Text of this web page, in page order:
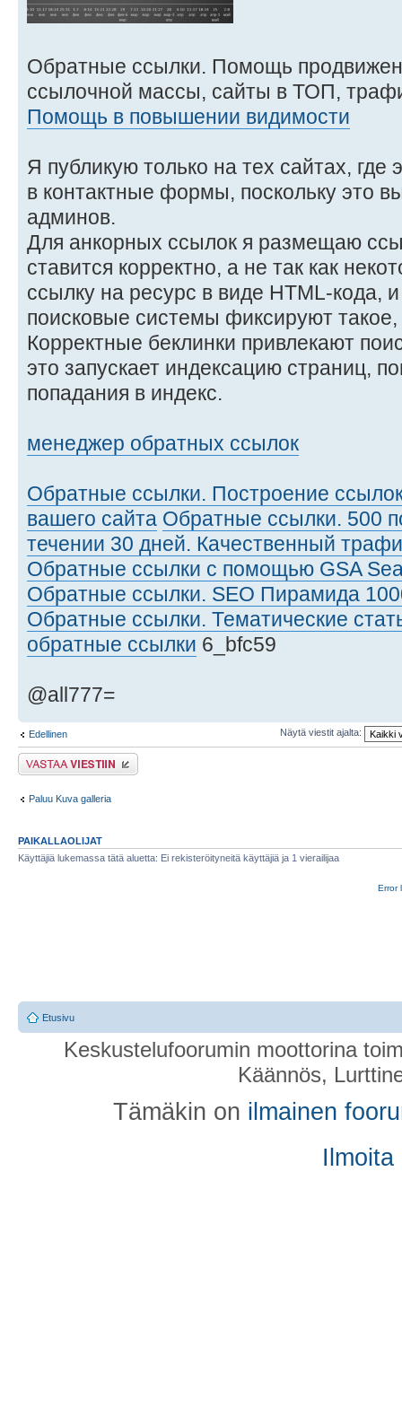
Обратные ссылки. Помощь
ссылочной массы, сайты в ТОП,
Помощь в повышении видимости
Я публикую только на тех сайтах, где
в контактные формы, поскольку это
админов.
Для анкорных ссылок я размещаю
ставится корректно, а не так как
ссылку на ресурс в виде HTML-кода,
поисковые системы фиксируют такое,
Корректные беклинки привлекают
это запускает индексацию страниц,
попадания в индекс.
менеджер обратных ссылок
Обратные ссылки. Построение
вашего сайта Обратные ссылки. 500
течении 30 дней. Качественный
Обратные ссылки с помощью GSA
Обратные ссылки. SEO Пирамида
Обратные ссылки. Тематические
обратные ссылки 6_bfc59
@all777=
Edellinen Näytä viestit ajalta:
Lähetä vastaus
Paluu Kuva galleria
PAIKALLAOLIJAT
Käyttäjiä lukemassa tätä aluetta: Ei rekisteröityneitä käyttäjiä ja 1 vierailijaa
Error
Etusivu
Keskustelufoorumin moottorina
Käännös,
Tämäkin on ilmainen